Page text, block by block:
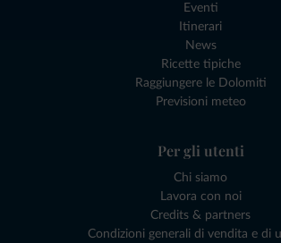
Eventi
Itinerari
News
Ricette tipiche
Raggiungere le Dolomiti
Previsioni meteo
Per gli utenti
Chi siamo
Lavora con noi
Credits & partners
Condizioni generali di vendita e di